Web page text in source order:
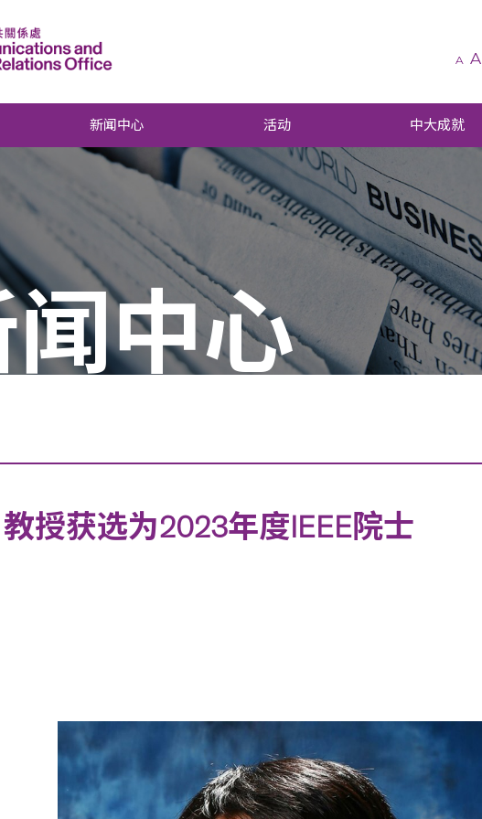
A A
新闻中心 活动 中大成就
中心
授获选为2023年度IEEE院士